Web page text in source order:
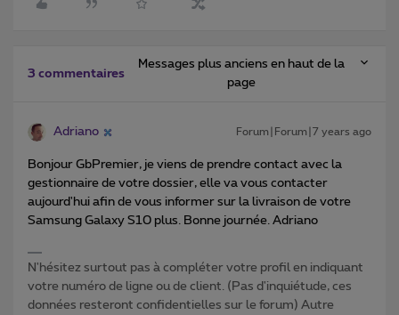
3 commentaires
Messages plus anciens en haut de la
page
Adriano Forum|Forum|7 years ago
Bonjour GbPremier, je viens de prendre contact avec la
gestionnaire de votre dossier, elle va vous contacter
aujourd'hui afin de vous informer sur la livraison de votre
Samsung Galaxy S10 plus. Bonne journée. Adriano
N'hésitez surtout pas à compléter votre profil en indiquant
votre numéro de ligne ou de client. (Pas d'inquiétude, ces
données resteront confidentielles sur le forum) Autre